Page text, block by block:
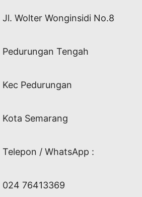
Jl. Wolter Wonginsidi No.8
Pedurungan Tengah
Kec Pedurungan
Kota Semarang
Telepon / WhatsApp :
024 76413369